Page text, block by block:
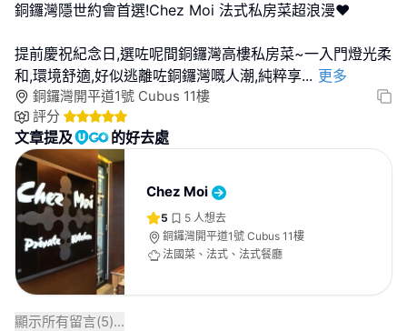
銅鑼灣隱世約會首選!Chez Moi 法式私房菜超浪漫❤️
提前慶祝紀念日,選咗呢間銅鑼灣高樓私房菜~一入門燈光柔
和,環境舒適,好似逃離咗銅鑼灣嘅人潮,純粹享... 更多
銅鑼灣開平道1號 Cubus 11樓
評分
文章提及 的好去處
Chez Moi
5 5 人想去
銅鑼灣開平道1號 Cubus 11樓
法國菜、法式、法式餐廳
顯示所有留言(5)...